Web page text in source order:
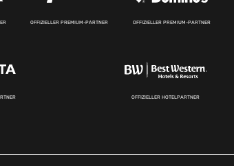
OFFIZIELLER PREMIUM-PARTNER OFFIZIELLER PREMIUM-PARTNER
OFFIZIELLER HOTELPARTNER